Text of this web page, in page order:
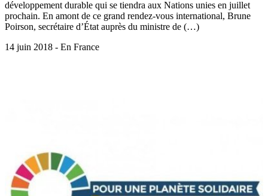
développement durable qui se tiendra aux Nations unies en juillet
prochain. En amont de ce grand rendez-vous international, Brune
Poirson, secrétaire d’État auprès du ministre de (…)
14 juin 2018 - En France